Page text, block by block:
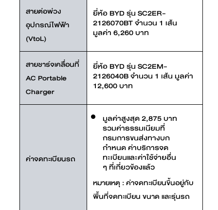
สายต่อพ่วง
อุปกรณ์ไฟฟ้า
(VtoL)
ยี่ห้อ BYD รุ่น SC2ER-
2126070BT จำนวน 1 เส้น
มูลค่า 6,260 บาท
สายชาร์จเคลื่อนที่
AC Portable
Charger
ยี่ห้อ BYD รุ่น SC2EM-
2126040B จำนวน 1 เส้น มูลค่า
12,600 บาท
ค่าจดทะเบียนรถ
มูลค่าสูงสุด 2,875 บาท
รวมค่าธรรมเนียมที่
กรมการขนส่งทางบก
กำหนด ค่าบริการจด
ทะเบียนและค่าใช้จ่ายอื่น
ๆ ที่เกี่ยวข้องแล้ว
หมายเหตุ : ค่าจดทะเบียนขึ้นอยู่กับ
พื้นที่จดทะเบียน ขนาด และรุ่นรถ